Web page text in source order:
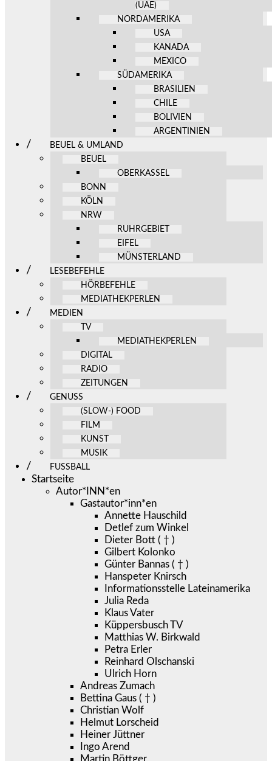
(UAE)
NORDAMERIKA
USA
KANADA
MEXICO
SÜDAMERIKA
BRASILIEN
CHILE
BOLIVIEN
ARGENTINIEN
BEUEL & UMLAND
BEUEL
OBERKASSEL
BONN
KÖLN
NRW
RUHRGEBIET
EIFEL
MÜNSTERLAND
LESEBEFEHLE
HÖRBEFEHLE
MEDIATHEKPERLEN
MEDIEN
TV
MEDIATHEKPERLEN
DIGITAL
RADIO
ZEITUNGEN
GENUSS
(SLOW-) FOOD
FILM
KUNST
MUSIK
FUSSBALL
Startseite
Autor*INN*en
Gastautor*inn*en
Annette Hauschild
Detlef zum Winkel
Dieter Bott ( † )
Gilbert Kolonko
Günter Bannas ( † )
Hanspeter Knirsch
Informationsstelle Lateinamerika
Julia Reda
Klaus Vater
Küppersbusch TV
Matthias W. Birkwald
Petra Erler
Reinhard Olschanski
Ulrich Horn
Andreas Zumach
Bettina Gaus ( † )
Christian Wolf
Helmut Lorscheid
Heiner Jüttner
Ingo Arend
Martin Böttger